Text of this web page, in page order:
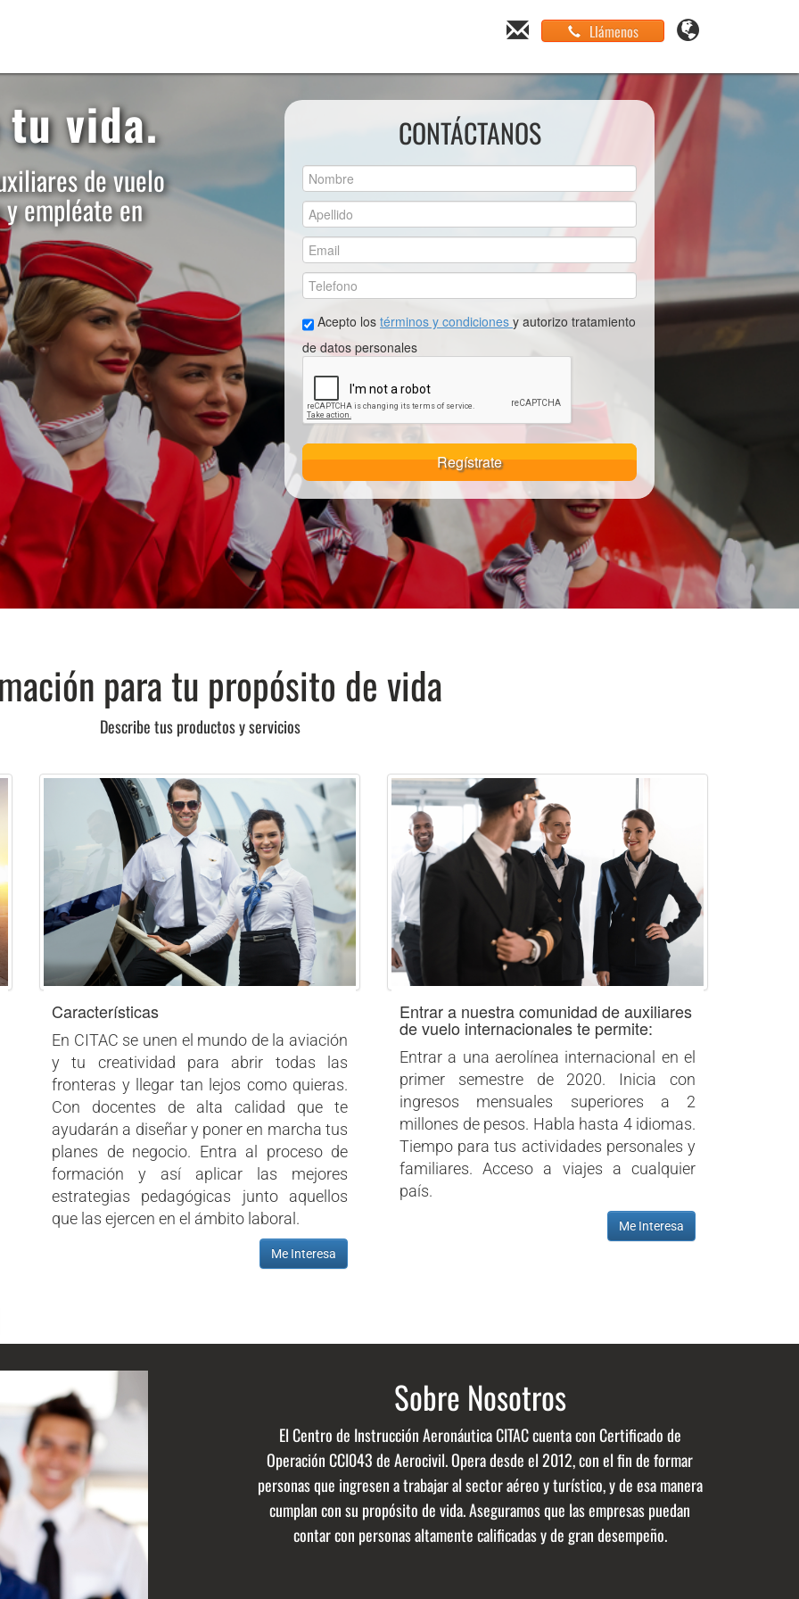
Llámenos
vida.
de vuelo
empléate en
CONTÁCTANOS
Acepto los términos y condiciones y autorizo tratamiento
de datos personales
Regístrate
para tu propósito de vida
Describe tus productos y servicios
Características
En CITAC se unen el mundo de la aviación
y tu creatividad para abrir todas las
fronteras y llegar tan lejos como quieras.
Con docentes de alta calidad que te
ayudarán a diseñar y poner en marcha tus
planes de negocio. Entra al proceso de
formación y así aplicar las mejores
estrategias pedagógicas junto aquellos
que las ejercen en el ámbito laboral.
Me Interesa
Entrar a nuestra comunidad de auxiliares
de vuelo internacionales te permite:
Entrar a una aerolínea internacional en el
primer semestre de 2020. Inicia con
ingresos mensuales superiores a 2
millones de pesos. Habla hasta 4 idiomas.
Tiempo para tus actividades personales y
familiares. Acceso a viajes a cualquier
país.
Me Interesa
Sobre Nosotros
El Centro de Instrucción Aeronáutica CITAC cuenta con Certificado de
Operación CCI043 de Aerocivil. Opera desde el 2012, con el fin de formar
personas que ingresen a trabajar al sector aéreo y turístico, y de esa manera
cumplan con su propósito de vida. Aseguramos que las empresas puedan
contar con personas altamente calificadas y de gran desempeño.